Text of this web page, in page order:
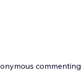
commenting